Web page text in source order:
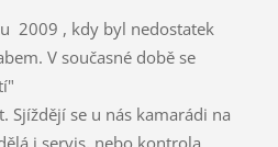
2009 , kdy byl nedostatek
V současné době se
Sjíždějí se u nás kamarádi na
i servis, nebo kontrola